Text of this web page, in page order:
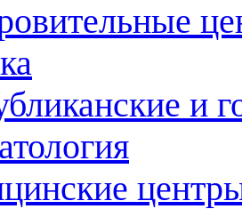
и